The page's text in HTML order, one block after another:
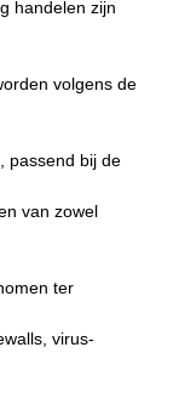
handelen zijn
volgens de
passend bij de
van zowel
ter
virus-